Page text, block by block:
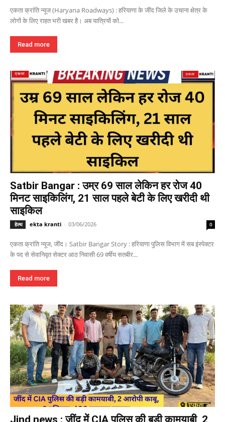
एकता क्रांति न्यूज (Haryana Roadways) : हरियाणा के जींद जिले के उचाना क्षेत्र के
लोगों के लिए राहत भरी खबर है। अब यात्रियों को...
Read more
Satbir Bangar : उम्र 69 साल लेकिन हर रोज 40
मिनट साइकिलिंग, 21 साल पहले बेटी के लिए खरीदी थी
साइकिल
हेल्थ ekta kranti - 03/06/2026 0
एकता क्रांति न्यूज, जींद। Satbir Bangar Story : हरियाणा पुलिस विभाग में सब इंस्पेक्टर
के पद से सेवानिवृत सेक्टर आठ निवासी 69 वर्षीय सतबीर...
Read more
Jind news : जींद में CIA पुलिस की बड़ी कामयाबी, 2